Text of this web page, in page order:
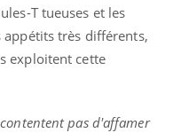
T tueuses et les
appétits très différents,
exploitent cette
contentent pas d'affamer